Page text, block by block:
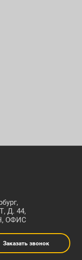
Д. 44,
ОФИС
Заказать звонок